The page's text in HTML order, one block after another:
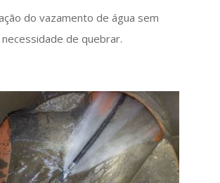
do vazamento de água sem
necessidade de quebrar.